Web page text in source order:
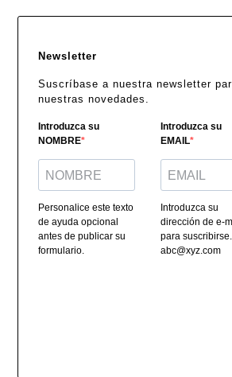
Newsletter
Suscríbase a nuestra newsletter
nuestras novedades.
Introduzca su
NOMBRE
Personalice este texto
de ayuda opcional
antes de publicar su
formulario.
Introduzca su
EMAIL
Introduzca su
dirección de e-
para
abc@xyz.com